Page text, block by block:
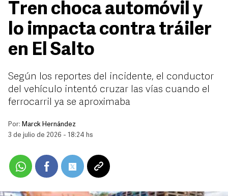
Tren choca automóvil y
lo impacta contra tráiler
en El Salto
Según los reportes del incidente, el conductor
del vehículo intentó cruzar las vías cuando el
ferrocarril ya se aproximaba
Por: Marck Hernández
3 de julio de 2026 - 18:24 hs